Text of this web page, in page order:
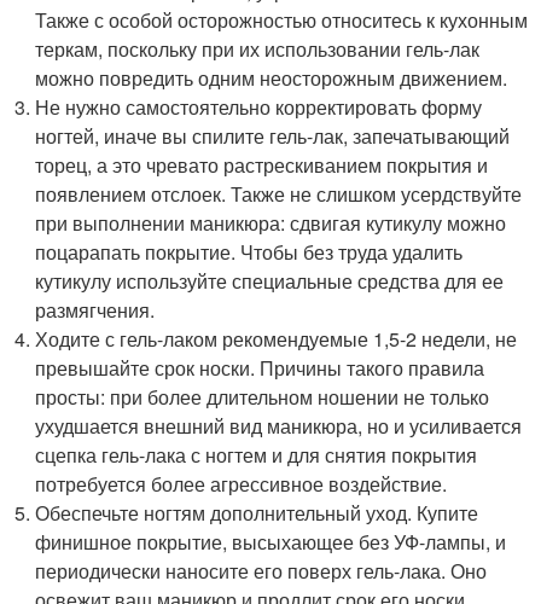
Также с особой осторожностью относитесь к кухонным
теркам, поскольку при их использовании гель-лак
можно повредить одним неосторожным движением.
Не нужно самостоятельно корректировать форму
ногтей, иначе вы спилите гель-лак, запечатывающий
торец, а это чревато растрескиванием покрытия и
появлением отслоек. Также не слишком усердствуйте
при выполнении маникюра: сдвигая кутикулу можно
поцарапать покрытие. Чтобы без труда удалить
кутикулу используйте специальные средства для ее
размягчения.
Ходите с гель-лаком рекомендуемые 1,5-2 недели, не
превышайте срок носки. Причины такого правила
просты: при более длительном ношении не только
ухудшается внешний вид маникюра, но и усиливается
сцепка гель-лака с ногтем и для снятия покрытия
потребуется более агрессивное воздействие.
Обеспечьте ногтям дополнительный уход. Купите
финишное покрытие, высыхающее без УФ-лампы, и
периодически наносите его поверх гель-лака. Оно